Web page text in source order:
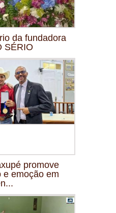
da fundadora
SÉRIO
promove
e emoção em